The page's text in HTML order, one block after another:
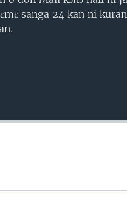
sanga 24 kan ni